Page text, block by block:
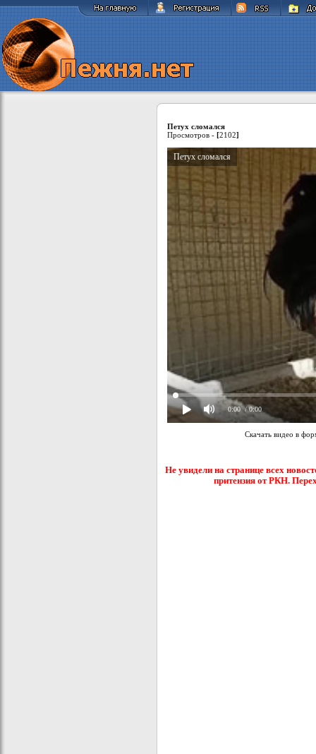
Петух сломался
Просмотров - [2102]
Петух сломался
0:00 / 0:00
Скачать видео в
Не увидели на странице всех
притензия от РКН.